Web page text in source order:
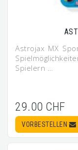
Astrojax MX
Spielern …
29.00 CHF
VORBESTELLEN